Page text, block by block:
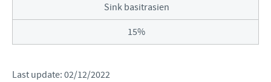
Sink basitrasien
15%
Last update: 02/12/2022